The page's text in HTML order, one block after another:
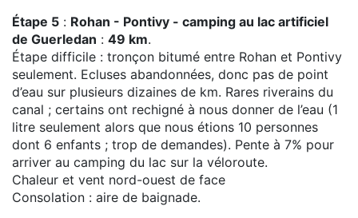
Étape 5 : Rohan - Pontivy - camping au lac artificiel
de Guerledan : 49 km.
Étape difficile : tronçon bitumé entre Rohan et Pontivy
seulement. Ecluses abandonnées, donc pas de point
d’eau sur plusieurs dizaines de km. Rares riverains du
canal ; certains ont rechigné à nous donner de l’eau (1
litre seulement alors que nous étions 10 personnes
dont 6 enfants ; trop de demandes). Pente à 7% pour
arriver au camping du lac sur la véloroute.
Chaleur et vent nord-ouest de face
Consolation : aire de baignade.